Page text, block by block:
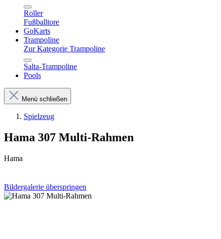
Roller
Fußballtore
GoKarts
Trampoline
Zur Kategorie Trampoline
Salta-Trampoline
Pools
Menü schließen
Spielzeug
Hama 307 Multi-Rahmen
Hama
Bildergalerie überspringen